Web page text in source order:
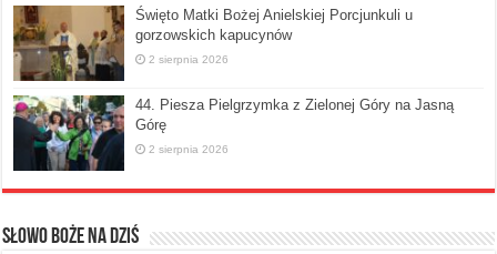
Święto Matki Bożej Anielskiej Porcjunkuli u
gorzowskich kapucynów
2 sierpnia 2026
44. Piesza Pielgrzymka z Zielonej Góry na Jasną
Górę
2 sierpnia 2026
Słowo Boże na dziś